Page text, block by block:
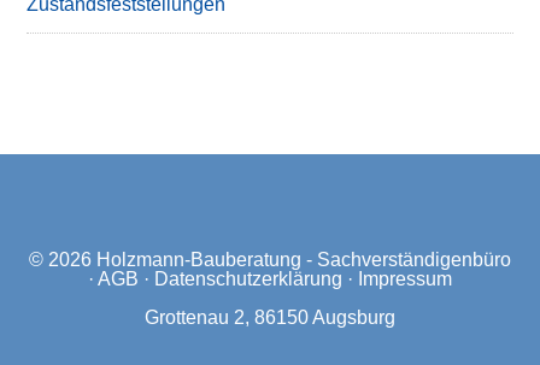
Zustandsfeststellungen
© 2026 Holzmann-Bauberatung - Sachverständigenbüro
· AGB · Datenschutzerklärung · Impressum
Grottenau 2, 86150 Augsburg